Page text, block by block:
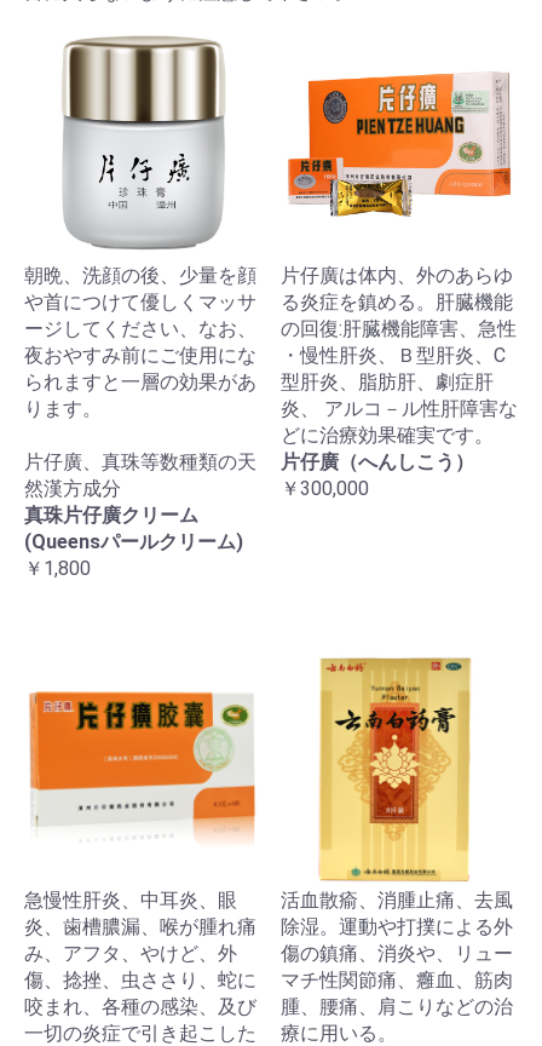
朝晩、洗顔の後、少量を顔
や首につけて優しくマッサ
ージしてください、なお、
夜おやすみ前にご使用にな
られますと一層の効果があ
ります。
片仔廣、真珠等数種類の天
然漢方成分
真珠片仔廣クリーム
(Queensパールクリーム)
￥1,800
片仔廣は体内、外のあらゆ
る炎症を鎮める。肝臓機能
の回復:肝臓機能障害、急性
・慢性肝炎、Ｂ型肝炎、C
型肝炎、脂肪肝、劇症肝
炎、 アルコ－ル性肝障害な
どに治療効果確実です。
片仔廣（へんしこう）
￥300,000
急慢性肝炎、中耳炎、眼
炎、歯槽膿漏、喉が腫れ痛
み、アフタ、やけど、外
傷、捻挫、虫ささり、蛇に
咬まれ、各種の感染、及び
一切の炎症で引き起こした
活血散瘉、消腫止痛、去風
除湿。運動や打撲による外
傷の鎮痛、消炎や、リュー
マチ性関節痛、癰血、筋肉
腫、腰痛、肩こりなどの治
療に用いる。